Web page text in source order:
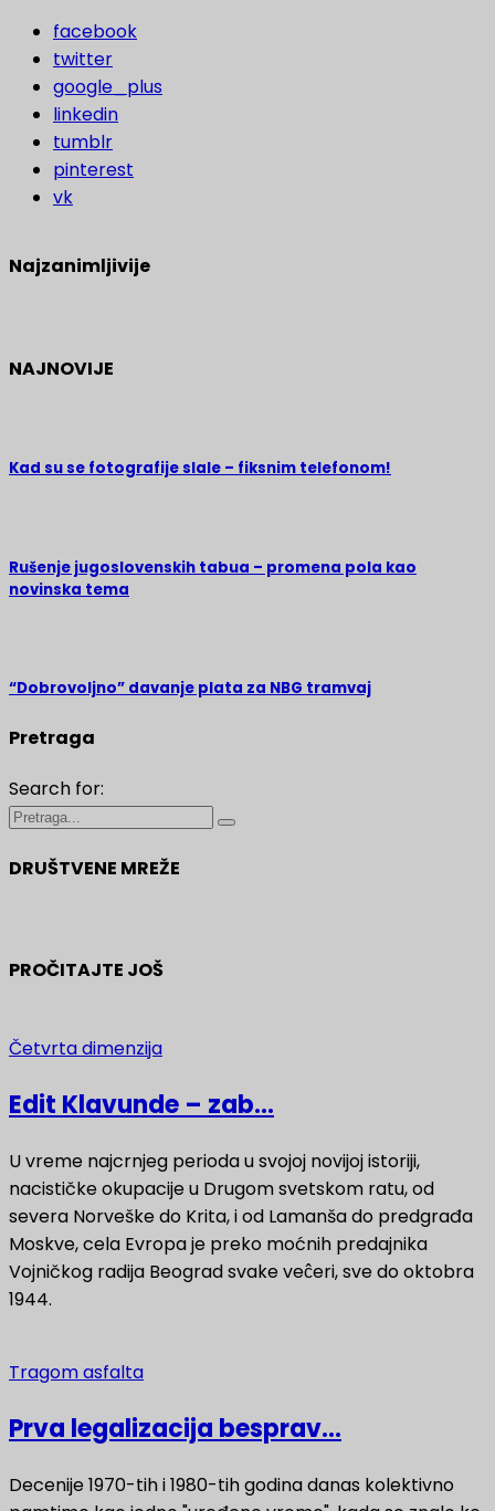
facebook
twitter
google_plus
linkedin
tumblr
pinterest
vk
Najzanimljivije
NAJNOVIJE
Kad su se fotografije slale – fiksnim telefonom!
Rušenje jugoslovenskih tabua – promena pola kao
novinska tema
“Dobrovoljno” davanje plata za NBG tramvaj
Pretraga
Search for:
DRUŠTVENE MREŽE
PROČITAJTE JOŠ
Četvrta dimenzija
Edit Klavunde – zab...
U vreme najcrnjeg perioda u svojoj novijoj istoriji,
nacističke okupacije u Drugom svetskom ratu, od
severa Norveške do Krita, i od Lamanša do predgrađa
Moskve, cela Evropa je preko moćnih predajnika
Vojničkog radija Beograd svake veĉeri, sve do oktobra
1944.
Tragom asfalta
Prva legalizacija besprav...
Decenije 1970-tih i 1980-tih godina danas kolektivno